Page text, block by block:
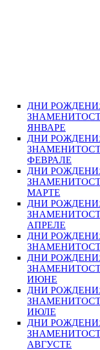
ДНИ
ЯНВАРЕ
ДНИ
ФЕВРАЛЕ
ДНИ
МАРТЕ
ДНИ
АПРЕЛЕ
ДНИ
ДНИ
ИЮНЕ
ДНИ
ИЮЛЕ
ДНИ
АВГУСТЕ